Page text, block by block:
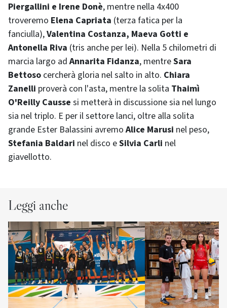
Piergallini e Irene Donè, mentre nella 4x400
troveremo Elena Capriata (terza fatica per la
fanciulla),Valentina Costanza, Maeva Gotti e
Antonella Riva (tris anche per lei). Nella 5 chilometri di
marcia largo adAnnarita Fidanza, mentreSara
Bettoso cercherà gloria nel salto in alto. Chiara
Zanelli proverà con l'asta, mentre la solita Thaimì
O'Reilly Causse si metterà in discussione sia nel lungo
sia nel triplo. E per il settore lanci, oltre alla solita
grande Ester Balassini avremoAlice Marusi nel peso,
Stefania Baldari nel disco eSilvia Carli nel
giavellotto.
Leggi anche